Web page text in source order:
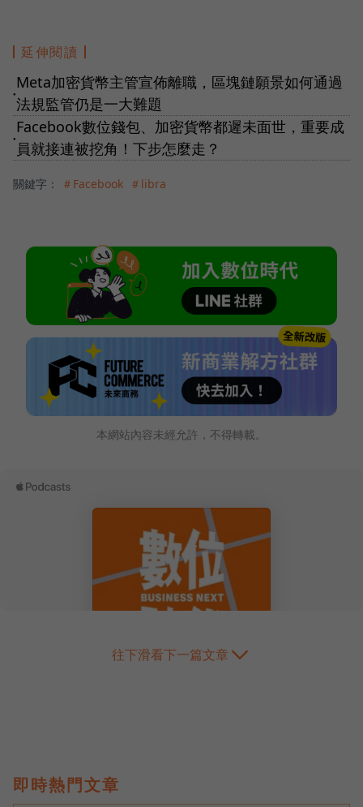
延伸閱讀
●
Meta加密貨幣主管宣佈離職，區塊鏈願景如何通過
法規監管仍是一大難題
●
Facebook數位錢包、加密貨幣都遲未面世，重要成
員就接連被挖角！下步怎麼走？
關鍵字： ＃Facebook ＃libra
本網站內容未經允許，不得轉載。
往下滑看下一篇文章
即時熱門文章